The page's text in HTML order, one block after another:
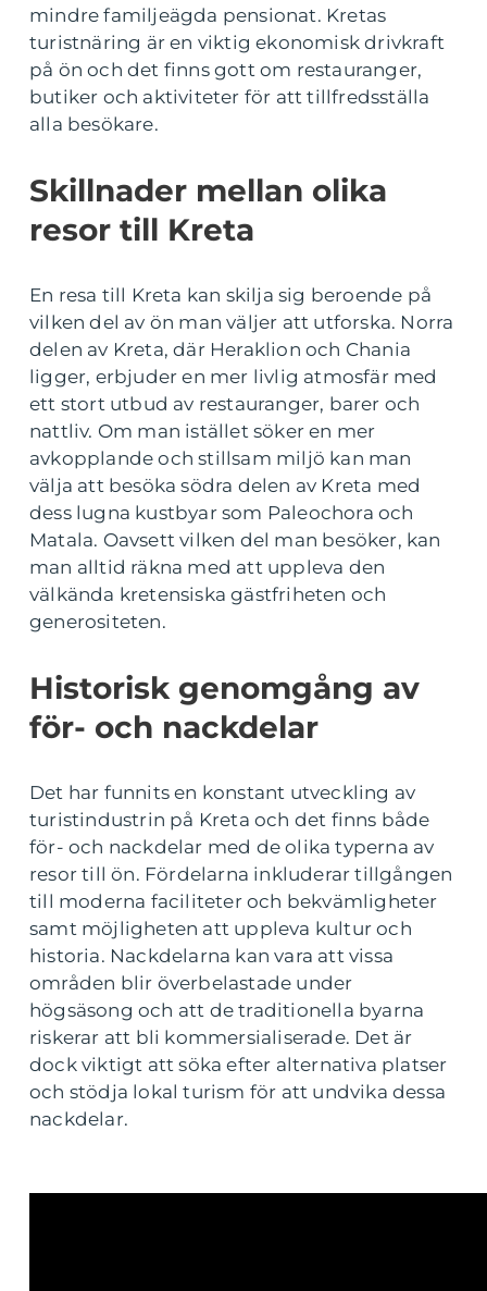
mindre familjeägda pensionat. Kretas
turistnäring är en viktig ekonomisk drivkraft
på ön och det finns gott om restauranger,
butiker och aktiviteter för att tillfredsställa
alla besökare.
Skillnader mellan olika
resor till Kreta
En resa till Kreta kan skilja sig beroende på
vilken del av ön man väljer att utforska. Norra
delen av Kreta, där Heraklion och Chania
ligger, erbjuder en mer livlig atmosfär med
ett stort utbud av restauranger, barer och
nattliv. Om man istället söker en mer
avkopplande och stillsam miljö kan man
välja att besöka södra delen av Kreta med
dess lugna kustbyar som Paleochora och
Matala. Oavsett vilken del man besöker, kan
man alltid räkna med att uppleva den
välkända kretensiska gästfriheten och
generositeten.
Historisk genomgång av
för- och nackdelar
Det har funnits en konstant utveckling av
turistindustrin på Kreta och det finns både
för- och nackdelar med de olika typerna av
resor till ön. Fördelarna inkluderar tillgången
till moderna faciliteter och bekvämligheter
samt möjligheten att uppleva kultur och
historia. Nackdelarna kan vara att vissa
områden blir överbelastade under
högsäsong och att de traditionella byarna
riskerar att bli kommersialiserade. Det är
dock viktigt att söka efter alternativa platser
och stödja lokal turism för att undvika dessa
nackdelar.